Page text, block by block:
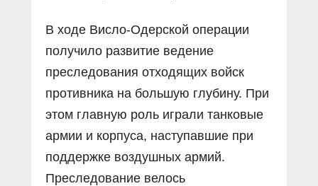
В ходе Висло-Одерской операции
получило развитие ведение
преследования отходящих войск
противника на большую глубину. При
этом главную роль играли танковые
армии и корпуса, наступавшие при
поддержке воздушных армий.
Преследование велось